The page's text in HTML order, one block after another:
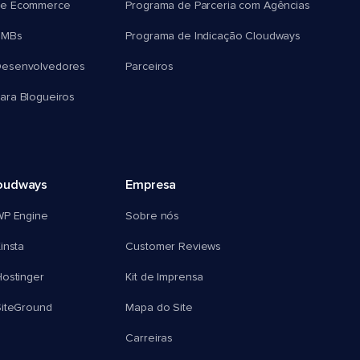
Ecommerce
Blogueiros
Programa de Parceria com Agências
Programa de Indicação Cloudways
Parceiros
Engine
Empresa
Sobre nós
Customer Reviews
Kit de Imprensa
Mapa do Site
Carreiras